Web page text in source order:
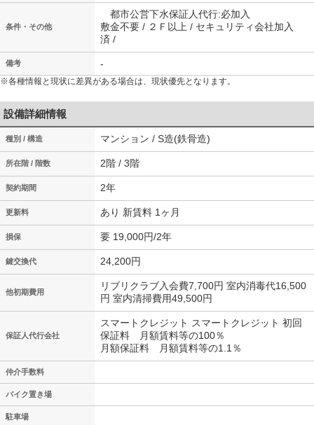
条件・その他
都市公営下水保証人代行:必加入
敷金不要 / ２Ｆ以上 / セキュリティ会社加入
済 /
備考 -
※各種情報と現状に差異がある場合は、現状優先となります。
設備詳細情報
種別 / 構造 マンション / S造(鉄骨造)
所在階 / 階数 2階 / 3階
契約期間 2年
更新料 あり 新賃料 1ヶ月
損保 要 19,000円/2年
鍵交換代 24,200円
他初期費用
リブリクラブ入会費7,700円 室内消毒代16,500
円 室内清掃費用49,500円
保証人代行会社
スマートクレジット スマートクレジット 初回
保証料 月額賃料等の100％
月額保証料 月額賃料等の1.1％
仲介手数料
バイク置き場
駐車場